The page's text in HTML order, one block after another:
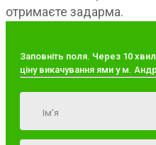
отримаєте задарма.
Заповніть поля. Через 10
ціну викачування ями у м.